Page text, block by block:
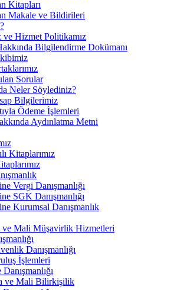
Kitapları
Makale ve Bildirileri
Hizmet Politikamız
Bilgilendirme Dokümanı
Sorular
Neler Söylediniz?
Bilgilerimiz
Ödeme İşlemleri
Aydınlatma Metni
Kitaplarımız
Vergi Danışmanlığı
SGK Danışmanlığı
Kurumsal Danışmanlık
ve Mali Müşavirlik Hizmetleri
Danışmanlığı
İşlemleri
ve Mali Bilirkişilik